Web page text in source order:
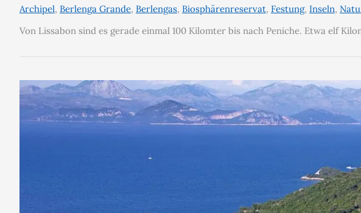
Archipel, Berlenga Grande, Berlengas, Biosphärenreservat, Festung, Inseln,
Von Lissabon sind es gerade einmal 100 Kilomter bis nach Peniche. Etwa elf